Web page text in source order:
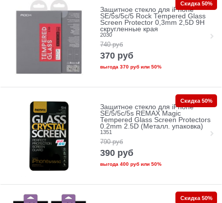
Защитное стекло для iPhone
SE/5s/5с/5 Rock Tempered Glass
Screen Protector 0,3mm 2,5D 9H
скругленные края
2030
740 руб
370 руб
выгода 370 рубили 50%
Скидка 50%
Защитное стекло для iPhone
SE/5/5c/5s REMAX Magic
Tempered Glass Screen Protectors
0.2mm 2.5D (Металл. упаковка)
1351
790 руб
390 руб
выгода 400 рубили 50%
Скидка 50%
Скидка 50%